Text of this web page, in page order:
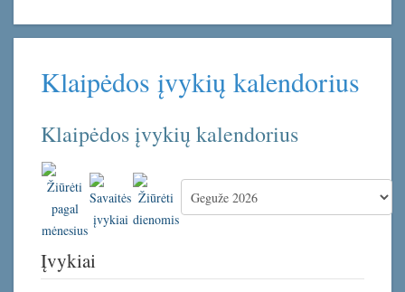
Klaipėdos įvykių kalendorius
Klaipėdos įvykių kalendorius
Įvykiai